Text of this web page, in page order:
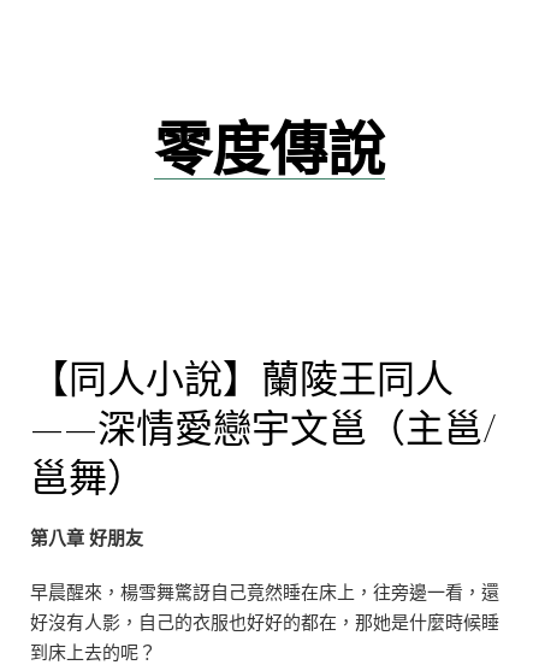
零度傳說
【同人小說】蘭陵王同人
——深情愛戀宇文邕（主邕/
邕舞）
第八章 好朋友
早晨醒來，楊雪舞驚訝自己竟然睡在床上，往旁邊一看，還
好沒有人影，自己的衣服也好好的都在，那她是什麼時候睡
到床上去的呢？